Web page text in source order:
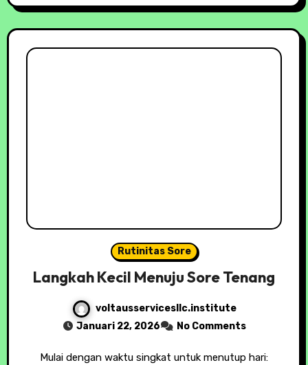
Rutinitas Sore
Langkah Kecil Menuju Sore Tenang
voltausservicesllc.institute
Januari 22, 2026
No Comments
Mulai dengan waktu singkat untuk menutup hari: